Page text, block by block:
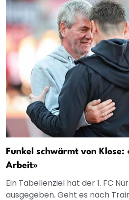
Funkel schwärmt von Klose:
Arbeit»
Ein Tabellenziel hat der 1. FC
ausgegeben. Geht es nach